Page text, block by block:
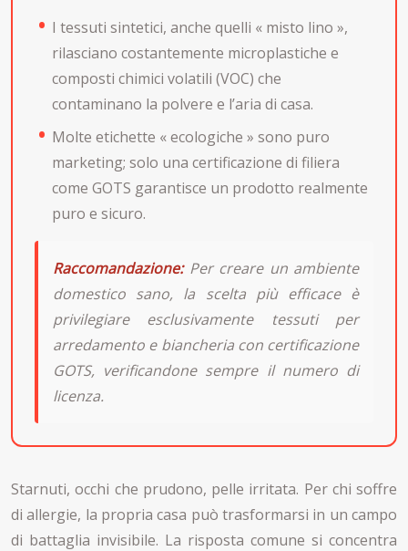
I tessuti sintetici, anche quelli « misto lino »,
rilasciano costantemente microplastiche e
composti chimici volatili (VOC) che
contaminano la polvere e l’aria di casa.
Molte etichette « ecologiche » sono puro
marketing; solo una certificazione di filiera
come GOTS garantisce un prodotto realmente
puro e sicuro.
Raccomandazione:Per creare un ambiente
domestico sano, la scelta più efficace è
privilegiare esclusivamente tessuti per
arredamento e biancheria con certificazione
GOTS, verificandone sempre il numero di
licenza.
Starnuti, occhi che prudono, pelle irritata. Per chi soffre
di allergie, la propria casa può trasformarsi in un campo
di battaglia invisibile. La risposta comune si concentra